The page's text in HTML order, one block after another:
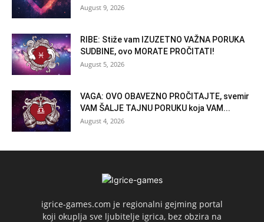
August 9, 2026
RIBE: Stiže vam IZUZETNO VAŽNA PORUKA
SUDBINE, ovo MORATE PROČITATI!
August 5, 2026
VAGA: OVO OBAVEZNO PROČITAJTE, svemir
VAM ŠALJE TAJNU PORUKU koja VAM...
August 4, 2026
igrice-games.com je regionalni gejming portal
koji okuplja sve ljubitelje igrica, bez obzira na